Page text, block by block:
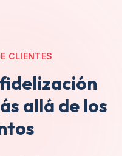
CLIENTES
allá de los